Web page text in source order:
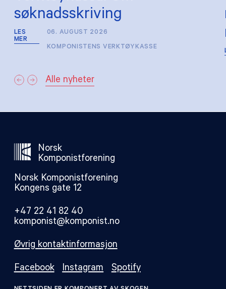
søknadsskriving
LES
MER
06. AUGUST 2026
KOMPONISTENS VERKTØYKASSE
Alle nyheter
Norsk
Komponistforening
Norsk Komponistforening
Kongens gate 12
+47 22 41 82 40
komponist@komponist.no
Øvrig kontaktinformasjon
Facebook Instagram Spotify